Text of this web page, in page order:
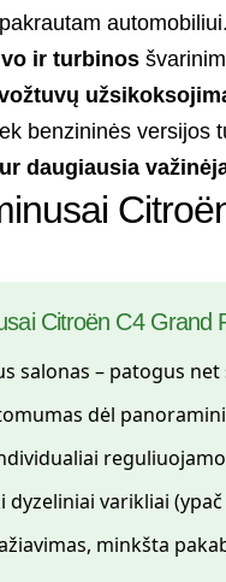
ir turbinos
benzininės versijos
daugiausia
Citroën C4 Grand
salonas – patogus
dėl
dyzeliniai varikliai (ypač
minkšta